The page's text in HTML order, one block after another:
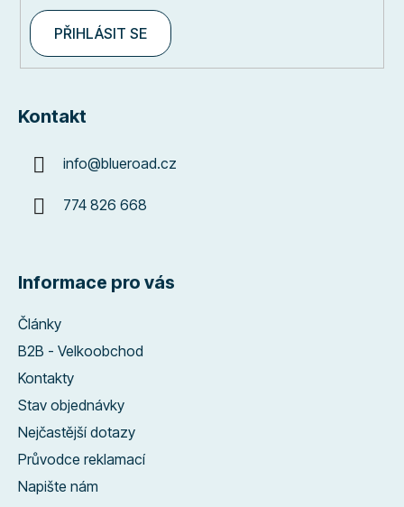
PŘIHLÁSIT SE
Kontakt
info@blueroad.cz
774 826 668
Informace pro vás
Články
B2B - Velkoobchod
Kontakty
Stav objednávky
Nejčastější dotazy
Průvodce reklamací
Napište nám